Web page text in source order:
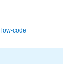
low-code